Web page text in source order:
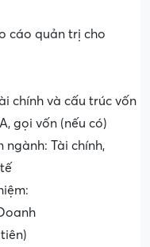
cáo quản trị cho
chính và cấu trúc vốn
gọi vốn (nếu có)
ngành: Tài chính,